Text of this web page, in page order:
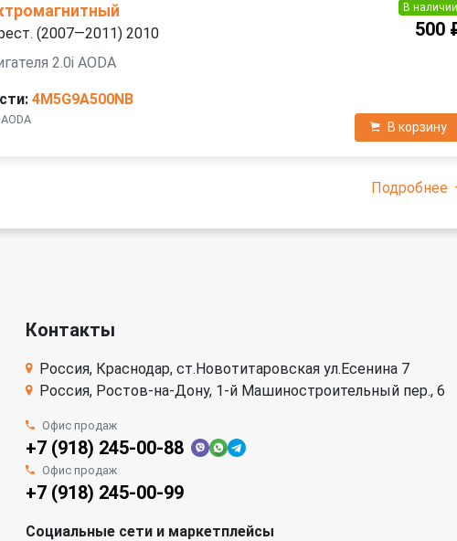
(2007—2011) 2010
2.0i AODA
4M5G9A500NB
В наличии
500
В корзину
Подробнее
Контакты
Россия, Краснодар, ст.Новотитаровская ул.Есенина 7
Россия, Ростов-на-Дону, 1-й Машиностроительный пер., 6
Офис продаж
+7 (918) 245-00-88
Офис продаж
+7 (918) 245-00-99
Социальные сети и маркетплейсы